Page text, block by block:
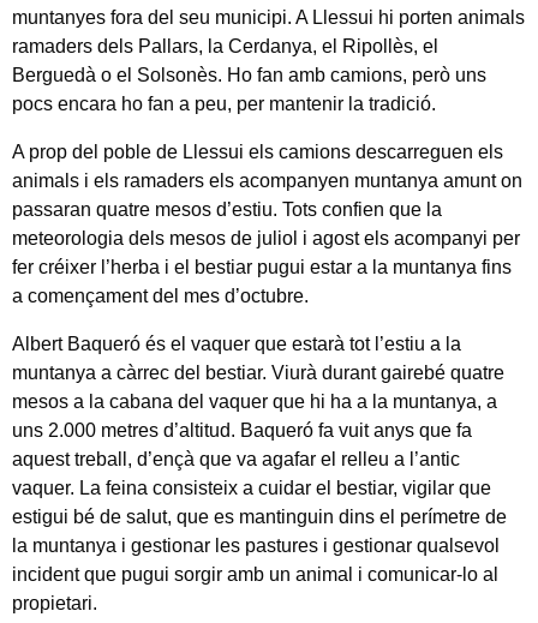
muntanyes fora del seu municipi. A Llessui hi porten animals
ramaders dels Pallars, la Cerdanya, el Ripollès, el
Berguedà o el Solsonès. Ho fan amb camions, però uns
pocs encara ho fan a peu, per mantenir la tradició.
A prop del poble de Llessui els camions descarreguen els
animals i els ramaders els acompanyen muntanya amunt on
passaran quatre mesos d’estiu. Tots confien que la
meteorologia dels mesos de juliol i agost els acompanyi per
fer créixer l’herba i el bestiar pugui estar a la muntanya fins
a començament del mes d’octubre.
Albert Baqueró és el vaquer que estarà tot l’estiu a la
muntanya a càrrec del bestiar. Viurà durant gairebé quatre
mesos a la cabana del vaquer que hi ha a la muntanya, a
uns 2.000 metres d’altitud. Baqueró fa vuit anys que fa
aquest treball, d’ençà que va agafar el relleu a l’antic
vaquer. La feina consisteix a cuidar el bestiar, vigilar que
estigui bé de salut, que es mantinguin dins el perímetre de
la muntanya i gestionar les pastures i gestionar qualsevol
incident que pugui sorgir amb un animal i comunicar-lo al
propietari.